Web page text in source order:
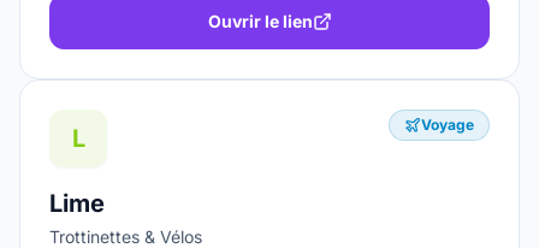
Ouvrir le lien
L Voyage
Lime
Trottinettes & Vélos